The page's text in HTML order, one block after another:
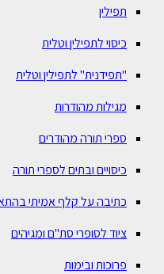
תפילין
כיסוי לתפילין וטלית
"תפידנית" לתפילין וטלית
מגילות מהודרות
ספרי תורה מהודרים
כיסויים ובתים לספרי תורה
כתיבה על קלף אמיתי
ציוד לסופרי סת"ם ומגיהים
פרוכות ובימות